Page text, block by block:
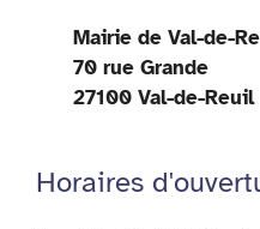
Mairie de Val-de-
70 rue Grande
27100 Val-de-Reuil
Horaires